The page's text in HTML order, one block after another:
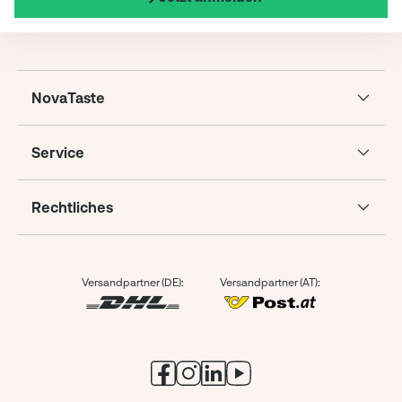
NovaTaste
Service
Rechtliches
Versandpartner (DE): Versandpartner (AT):